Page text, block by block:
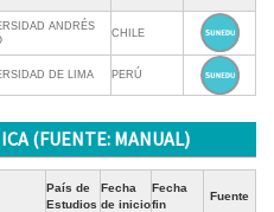
ANDRÉS
CHILE
DE LIMA PERÚ
(FUENTE: MANUAL)
País de
Estudios
Fecha
de inicio
Fecha
fin
Fuente